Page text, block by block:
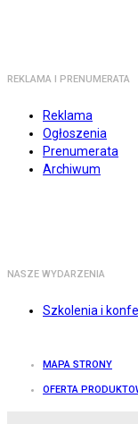
REKLAMA I PRENUMERATA
Reklama
Ogłoszenia
Prenumerata
Archiwum
NASZE WYDARZENIA
Szkolenia i
MAPA STRONY
OFERTA